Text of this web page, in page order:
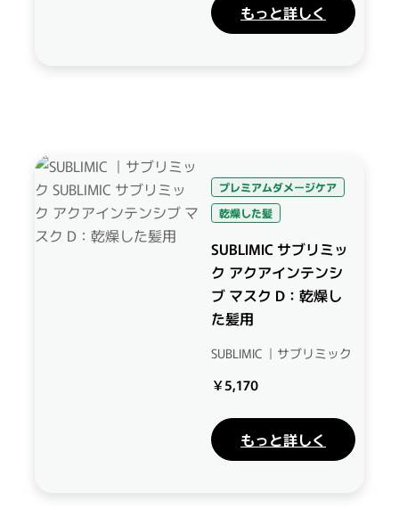
もっと詳しく
プレミアムダメージケア
乾燥した髪
SUBLIMIC サブリミッ
ク アクアインテンシ
ブ マスク D：乾燥し
た髪用
SUBLIMIC ｜サブリミック
￥5,170
もっと詳しく